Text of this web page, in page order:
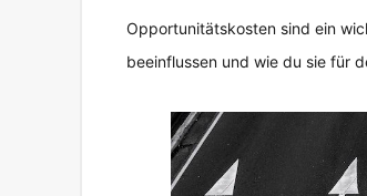
Opportunitätskosten sind ein
beeinflussen und wie du sie für